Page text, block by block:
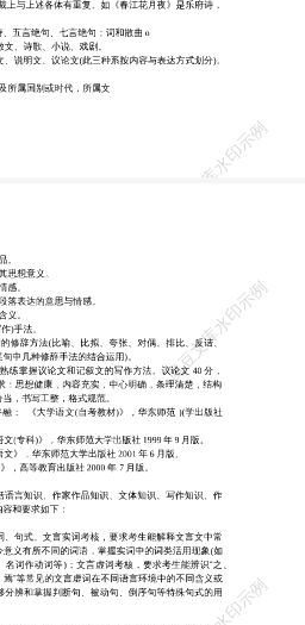
与分析(40 分) 1．识记精读、泛读篇
2．识记精读篇目中所
的主旨，认识其思想意义。 4．理解
．理解精读篇目的结构及主要段落表
篇目中所用典故的含义。 7．领会精
8．识别并理解精读篇目中运用的修
本要求：思想健康，内容充实，中心明
通顺，表达准确，标点恰当，书写工
、陶型
语文》，高等教育出版社 2000 年 7
品阅读分析和作文六部
要求考生能解释文言文中常 用实词
义有所不同的词语，掌握实词中的词